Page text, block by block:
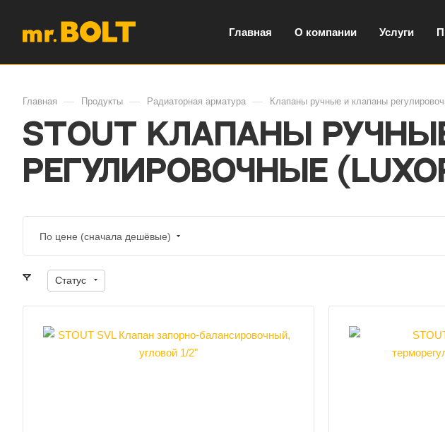
Главная О компании Услуги
Главная — Продукты — Радиаторная арматура — Клапаны ручные и клапаны
STOUT Клапаны
регулировочные
По цене (сначала дешёвые)
Статус